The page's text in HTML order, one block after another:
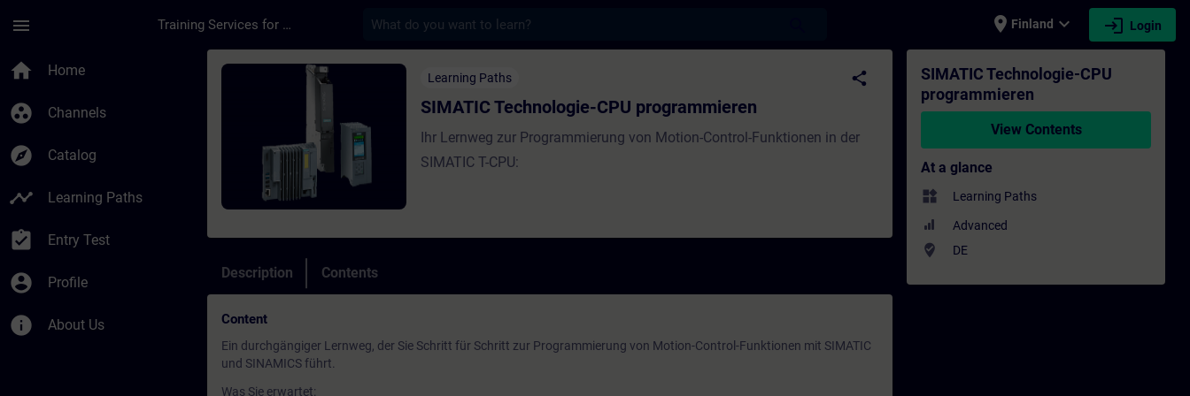
menu Training Services for Digital Industries place Finland expand_more login Login
home Home
group_work Channels
explore Catalog
timeline Learning Paths
assignment_turned_in Entry Test
account_circle Profile
info About Us
Course - SIMATIC Technologie-CPU programmieren - Training - Training - Professional development |
Learning Paths share
SIMATIC Technologie-CPU programmieren
Ihr Lernweg zur Programmierung von Motion-Control-Funktionen in der
SIMATIC T-CPU:
Description Contents
Content
Ein durchgängiger Lernweg, der Sie Schritt für Schritt zur Programmierung von Motion-Control-Funktionen mit SIMATIC
und SINAMICS führt.
Was Sie erwartet:
SIMATIC Technologie-CPU
programmieren
View Contents
At a glance
widgets Learning Paths
Advanced
where_to_vote DE